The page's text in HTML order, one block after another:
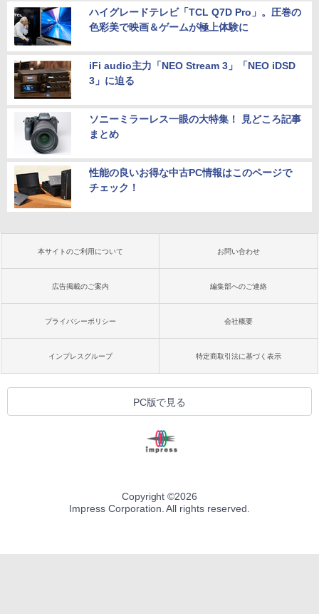
ハイグレードテレビ「TCL Q7D Pro」。圧巻の
色彩美で映画＆ゲームが極上体験に
iFi audio主力「NEO Stream 3」「NEO iDSD
3」に迫る
ソニーミラーレス一眼の大特集！ 見どころ記事
まとめ
性能の良いお得な中古PC情報はこのページで
チェック！
本サイトのご利用について お問い合わせ
広告掲載のご案内 編集部へのご連絡
プライバシーポリシー 会社概要
インプレスグループ 特定商取引法に基づく表示
PC版で見る
Copyright ©2026
Impress Corporation. All rights reserved.